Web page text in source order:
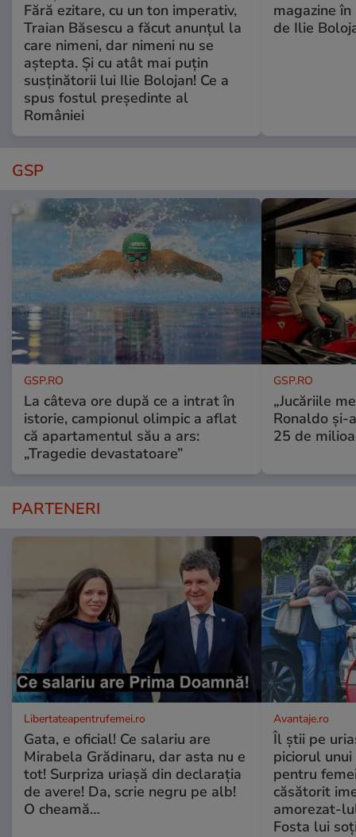
Fără ezitare, cu un ton imperativ,
Traian Băsescu a făcut anunțul la
care nimeni, dar nimeni nu se
aștepta. Și cu atât mai puțin
susținătorii lui Ilie Bolojan! Ce a
spus fostul președinte al
României
magazine
de Ilie
GSP
GSP.RO
La câteva ore după ce a intrat în
istorie, campionul olimpic a aflat
că apartamentul său a ars:
„Tragedie devastatoare”
GSP.RO
„Jucăriile
Ronaldo și-
25 de
PARTENERI
Libertateapentrufemei.ro
Gata, e oficial! Ce salariu are
Mirabela Grădinaru, dar asta nu e
tot! Surpriza uriașă din declarația
de avere! Da, scrie negru pe alb!
O cheamă…
Avantaje.ro
Îl știi pe
piciorul
pentru
căsătorit
amorezat-
Fosta lui